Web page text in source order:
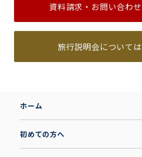
資料請求・お問い合わ
旅行説明会について
ホーム
初めての方へ